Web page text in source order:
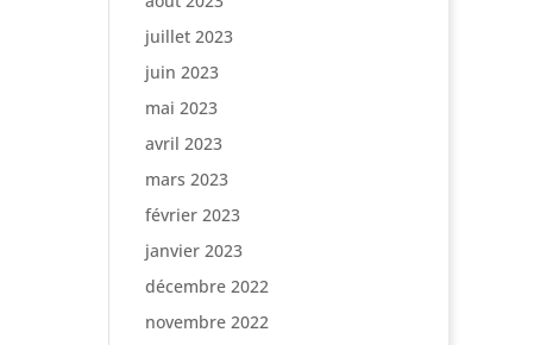
juillet 2023
juin 2023
mai 2023
avril 2023
mars 2023
février 2023
janvier 2023
décembre 2022
novembre 2022